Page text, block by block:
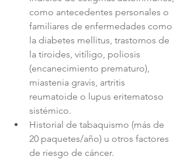
como antecedentes personales o
familiares de enfermedades como
la diabetes mellitus, trastornos de
la tiroides, vitíligo, poliosis
(encanecimiento prematuro),
miastenia gravis, artritis
reumatoide o lupus eritematoso
sistémico.
Historial de tabaquismo (más de
20 paquetes/año) u otros factores
de riesgo de cáncer.